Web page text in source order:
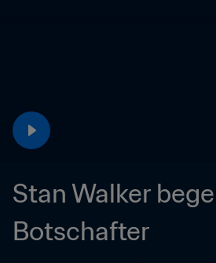
Stan Walker
Botschafter